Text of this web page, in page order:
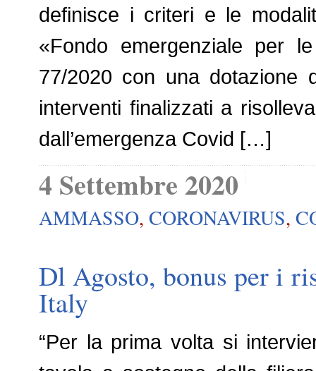
definisce i criteri e le
«Fondo emergenziale per
77/2020 con una
interventi finalizzati a
dall’emergenza Covid […]
4 Settembre 2020
AMMASSO, CORONAVIRUS,
Dl Agosto, bonus per i
Italy
“Per la prima volta si